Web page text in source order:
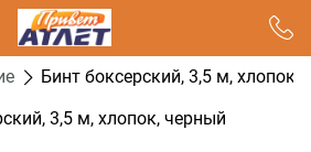
Бинт боксерский, 3,5 м, хлопок,
3,5 м, хлопок, черный